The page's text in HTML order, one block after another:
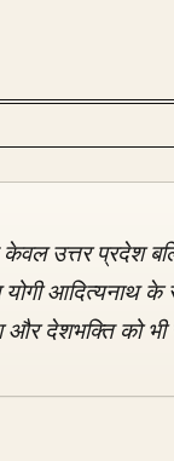
उत्तर प्रदेश
आदित्यनाथ के
और देशभक्ति को